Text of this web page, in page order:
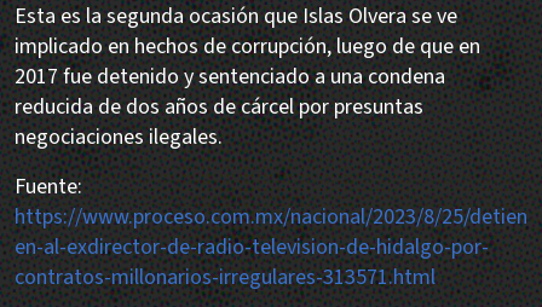
Esta es la segunda ocasión que Islas Olvera se ve
implicado en hechos de corrupción, luego de que en
2017 fue detenido y sentenciado a una condena
reducida de dos años de cárcel por presuntas
negociaciones ilegales.
Fuente:
https://www.proceso.com.mx/nacional/2023/8/25/detien
en-al-exdirector-de-radio-television-de-hidalgo-por-
contratos-millonarios-irregulares-313571.html